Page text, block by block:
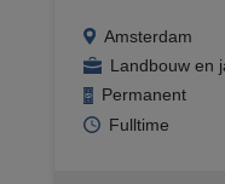
Amsterdam
Landbouw en
Permanent
Fulltime